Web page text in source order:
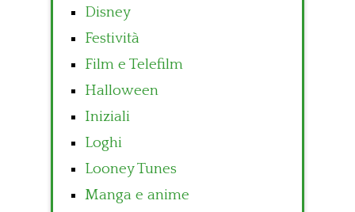
Disney
Festività
Film e Telefilm
Halloween
Iniziali
Loghi
Looney Tunes
Manga e anime